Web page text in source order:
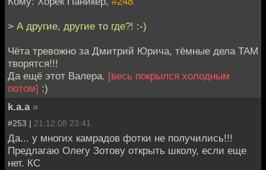
> А другие, другие то где?! :-)
Чёта тревожно за Дмитрий Юрича, тёмные дела ТАМ
творятся!!!
Да ещё этот Валера. [весь покрылся холодным
потом] :)
k.a.a »
#253 | 21.12.08 23:41
Да... у многих камрадов фотки не получились!!!
Предлагаю Олегу Зотову открыть школу, если еще
нет. КС